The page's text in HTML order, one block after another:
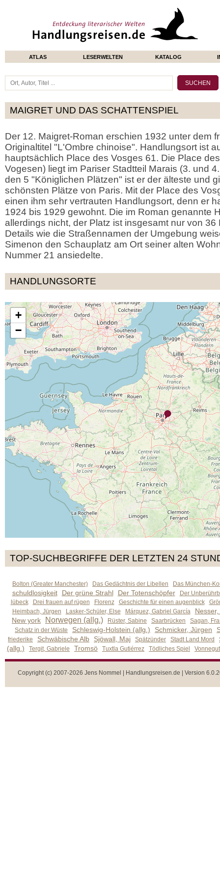
ATLAS LESERWELTEN KATALOG
MAIGRET UND DAS SCHATTENSPIEL
Der 12. Maigret-Roman erschien 1932 unter dem
Originaltitel "L'Ombre chinoise". Handlungsort ist
hauptsächlich Place des Vosges 61. Die Place
Vogesen) liegt im Pariser Stadtteil Marais (3. und
den 5 "Königlichen Plätzen" ist er der älteste und
schönsten Plätze von Paris. Mit der Place des
einen ihm sehr vertrauten Handlungsort, denn er
1924 bis 1929 gewohnt. Die im Roman genannte
allerdings nicht, der Platz ist insgesamt nur von 36
Details wie die Straßennamen der Umgebung
Simenon den Schauplatz am Ort seiner alten
Nummer 21 ansiedelte.
HANDLUNGSORTE
+
−
TOP-SUCHBEGRIFFE DER LETZTEN 24
Bolton (Greater Manchester) Das Gedächtnis der Libellen Das München-
schuldlosigkeit Der grüne Strahl Der Totenschöpfer
Der
lübeck
Drei frauen auf rügen Florenz Geschichte für einen augenblick
Heimbach, Jürgen
Lasker-Schüler, Else Márquez, Gabriel García
New york
Norwegen (allg.) Rüster, Sabine Saarbrücken
Sagan,
Schatz in der Wüste
Schleswig-Holstein (allg.) Schmicker, Jürgen
friederike Schwäbische Alb Sjöwall, Maj Spätzünder Stadt Land Mord
(allg.) Tergit, Gabriele Tromsö Tuxtla Gutiérrez Tödliches Spiel
Copyright (c) 2007-2026 Jens Nommel | Handlungsreisen.de | Version